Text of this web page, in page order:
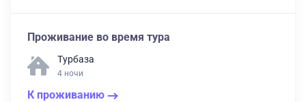
Проживание во время тура
Турбаза
4 ночи
К проживанию